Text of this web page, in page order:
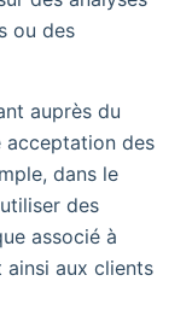
ou des
auprès du
acceptation des
dans le
des
associé à
aux clients